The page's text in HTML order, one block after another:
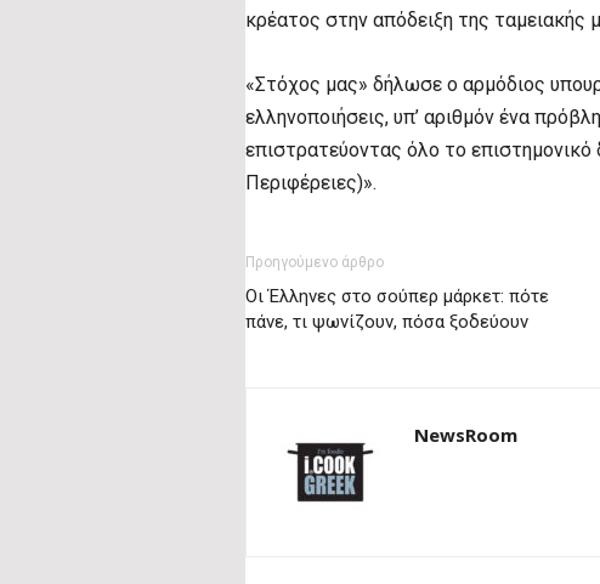
κρέατος στην απόδειξη της
«Στόχος μας» δήλωσε ο αρμόδιος
ελληνοποιήσεις, υπ’ αριθμόν ένα
επιστρατεύοντας όλο το
Περιφέρειες)».
Προηγούμενο άρθρο
Οι Έλληνες στο σούπερ μάρκετ: πότε
πάνε, τι ψωνίζουν, πόσα ξοδεύουν
NewsRoom